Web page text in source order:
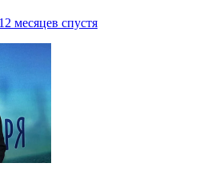
12 месяцев спустя